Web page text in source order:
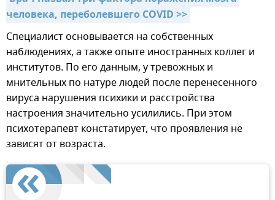
человека, переболевшего COVID >>
Специалист основывается на собственных
наблюдениях, а также опыте иностранных коллег и
институтов. По его данным, у тревожных и
мнительных по натуре людей после перенесенного
вируса нарушения психики и расстройства
настроения значительно усилились. При этом
психотерапевт констатирует, что проявления не
зависят от возраста.